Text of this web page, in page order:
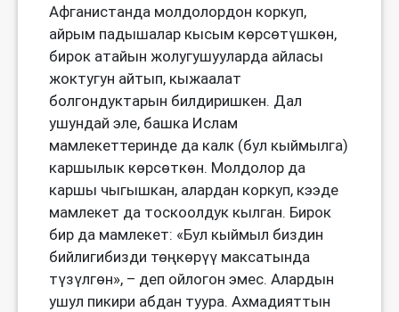
Афганистанда молдолордон коркуп,
айрым падышалар кысым көрсөтүшкөн,
бирок атайын жолугушууларда айласы
жоктугун айтып, кыжаалат
болгондуктарын билдиришкен. Дал
ушундай эле, башка Ислам
мамлекеттеринде да калк (бул кыймылга)
каршылык көрсөткөн. Молдолор да
каршы чыгышкан, алардан коркуп, кээде
мамлекет да тоскоолдук кылган. Бирок
бир да мамлекет: «Бул кыймыл биздин
бийлигибизди төңкөрүү максатында
түзүлгөн», – деп ойлогон эмес. Алардын
ушул пикири абдан туура. Ахмадияттын